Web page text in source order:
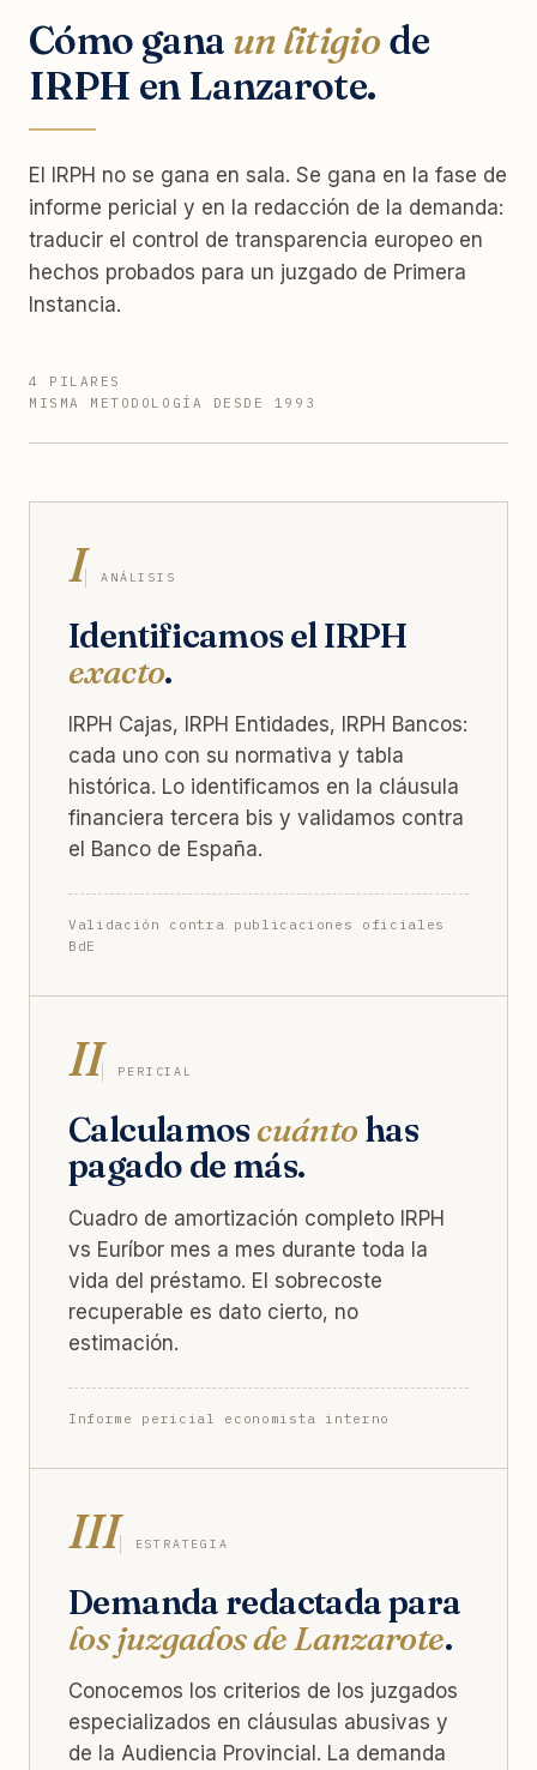
Cómo gana un litigio de
IRPH en Lanzarote.
El IRPH no se gana en sala. Se gana en la fase de
informe pericial y en la redacción de la demanda:
traducir el control de transparencia europeo en
hechos probados para un juzgado de Primera
Instancia.
4 PILARES
MISMA METODOLOGÍA DESDE 1993
I ANÁLISIS
Identificamos el IRPH
exacto.
IRPH Cajas, IRPH Entidades, IRPH Bancos:
cada uno con su normativa y tabla
histórica. Lo identificamos en la cláusula
financiera tercera bis y validamos contra
el Banco de España.
Validación contra publicaciones oficiales
BdE
II PERICIAL
Calculamoscuánto has
pagado de más.
Cuadro de amortización completo IRPH
vs Euríbor mes a mes durante toda la
vida del préstamo. El sobrecoste
recuperable es dato cierto, no
estimación.
Informe pericial economista interno
III ESTRATEGIA
Demanda redactada para
los juzgados de Lanzarote.
Conocemos los criterios de los juzgados
especializados en cláusulas abusivas y
de la Audiencia Provincial. La demanda